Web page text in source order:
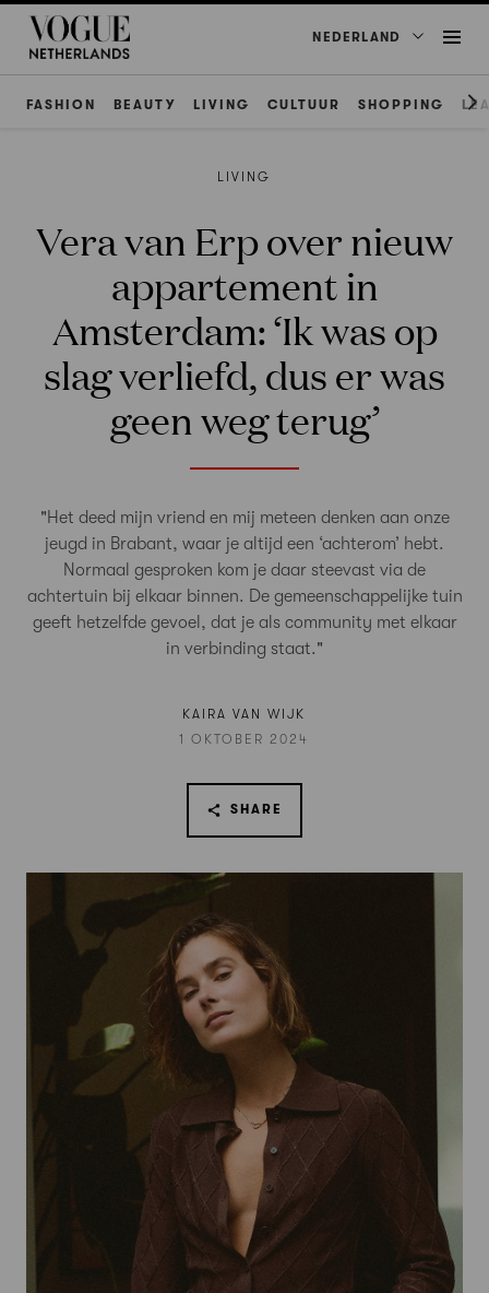
NEDERLAND
FASHION BEAUTY LIVING CULTUUR SHOPPING
LIVING
Vera van Erp over nieuw
appartement in
Amsterdam: ‘Ik was op
slag verliefd, dus er was
geen weg terug’
"Het deed mijn vriend en mij meteen denken aan onze
jeugd in Brabant, waar je altijd een ‘achterom’ hebt.
Normaal gesproken kom je daar steevast via de
achtertuin bij elkaar binnen. De gemeenschappelijke tuin
geeft hetzelfde gevoel, dat je als community met elkaar
in verbinding staat."
KAIRA VAN WIJK
1 OKTOBER 2024
SHARE